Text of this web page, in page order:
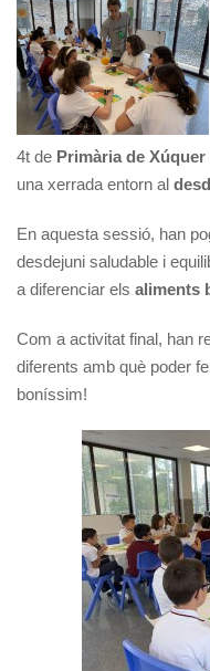
4t de Primària de
una xerrada entorn al
En aquesta sessió, han
desdejuni saludable i
a diferenciar els aliments
Com a activitat final, han
diferents amb què poder
boníssim!